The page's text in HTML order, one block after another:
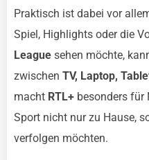
Praktisch ist dabei vor
Spiel, Highlights oder die
League sehen möchte,
zwischen TV, Laptop,
macht RTL+ besonders für
Sport nicht nur zu Hause,
verfolgen möchten.